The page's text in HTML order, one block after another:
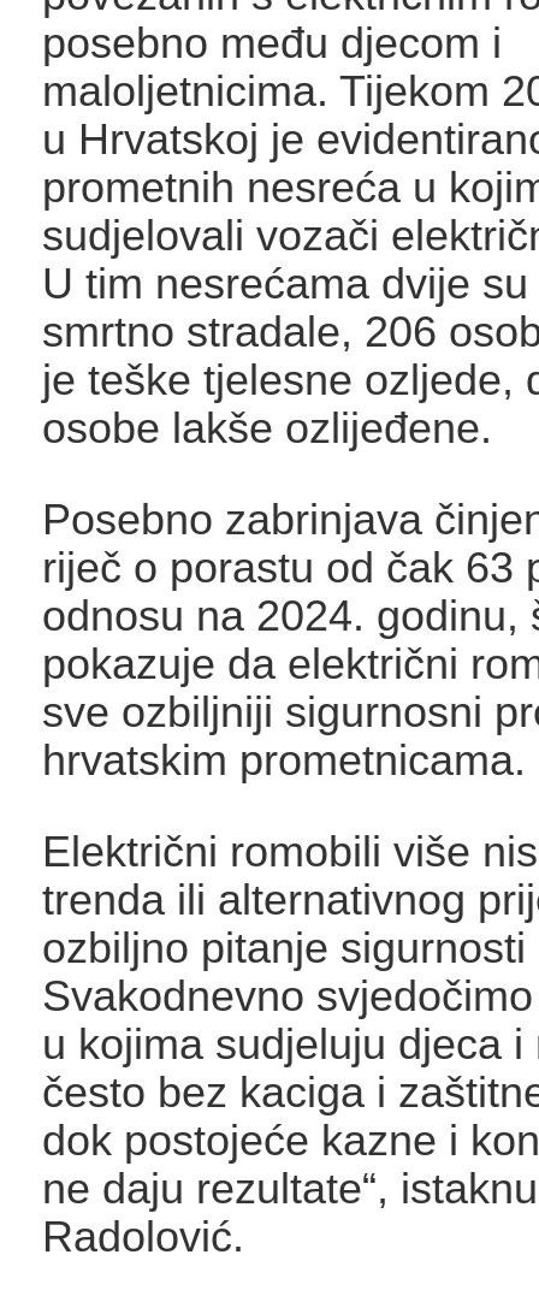
posebno među djecom i
maloljetnicima. Tijekom
u Hrvatskoj je
prometnih nesreća u
sudjelovali vozači
U tim nesrećama dvije
smrtno stradale, 206
je teške tjelesne ozljede,
osobe lakše ozlijeđene.
Posebno zabrinjava
riječ o porastu od čak 63
odnosu na 2024. godinu,
pokazuje da električni
sve ozbiljniji sigurnosni
hrvatskim prometnicama.
Električni romobili više
trenda ili alternativnog
ozbiljno pitanje
Svakodnevno
u kojima sudjeluju djeca i
često bez kaciga i
dok postojeće kazne i
ne daju rezultate“,
Radolović.